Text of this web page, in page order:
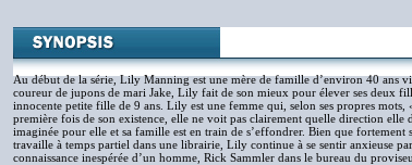
Au début de la série, Lily Manning est une mère de famille d’environ 40 ans
coureur de jupons de mari Jake, Lily fait de son mieux pour élever ses deux
innocente petite fille de 9 ans. Lily est une femme qui, selon ses propres
première fois de son existence, elle ne voit pas clairement quelle direction
imaginée pour elle et sa famille est en train de s’effondrer. Bien que fortement
travaille à temps partiel dans une librairie, Lily continue à se sentir anxieuse
connaissance inespérée d’un homme, Rick Sammler dans le bureau du